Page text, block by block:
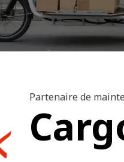
Partenaire de